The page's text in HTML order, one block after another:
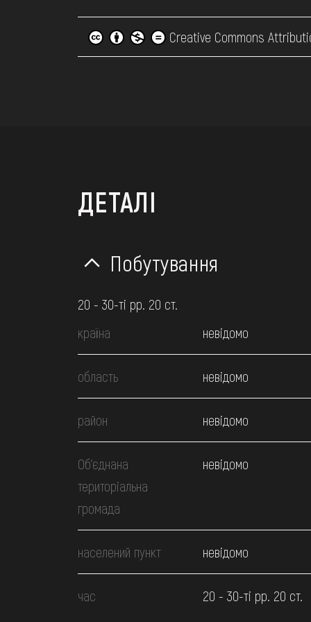
Creative Commons
ДЕТАЛІ
Побутування
20 - 30-ті рр. 20 ст.
країна
невідомо
область невідомо
район невідомо
Об’єднана
територіальна
громада
невідомо
населений пункт невідомо
час 20 - 30-ті рр. 20 ст.